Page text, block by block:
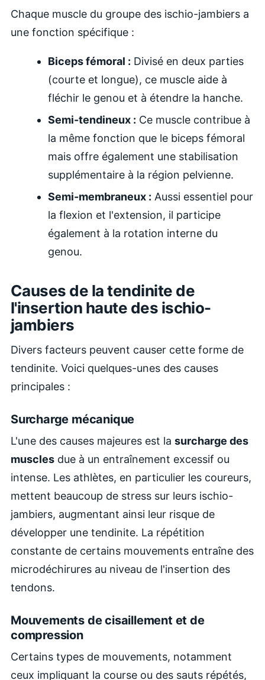
Chaque muscle du groupe des ischio-jambiers a
une fonction spécifique :
Biceps fémoral : Divisé en deux parties
(courte et longue), ce muscle aide à
fléchir le genou et à étendre la hanche.
Semi-tendineux : Ce muscle contribue à
la même fonction que le biceps fémoral
mais offre également une stabilisation
supplémentaire à la région pelvienne.
Semi-membraneux : Aussi essentiel pour
la flexion et l'extension, il participe
également à la rotation interne du
genou.
Causes de la tendinite de
l'insertion haute des ischio-
jambiers
Divers facteurs peuvent causer cette forme de
tendinite. Voici quelques-unes des causes
principales :
Surcharge mécanique
L'une des causes majeures est la surcharge des
muscles due à un entraînement excessif ou
intense. Les athlètes, en particulier les coureurs,
mettent beaucoup de stress sur leurs ischio-
jambiers, augmentant ainsi leur risque de
développer une tendinite. La répétition
constante de certains mouvements entraîne des
microdéchirures au niveau de l'insertion des
tendons.
Mouvements de cisaillement et de
compression
Certains types de mouvements, notamment
ceux impliquant la course ou des sauts répétés,